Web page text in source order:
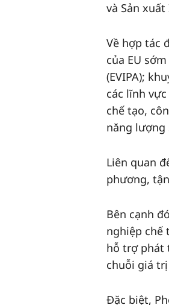
và Sản
Về hợp tác
của EU
(EVIPA);
các lĩnh
chế tạo,
năng lượng
Liên quan
phương,
Bên cạnh
nghiệp chế
hỗ trợ phát
chuỗi giá
Đặc biệt,